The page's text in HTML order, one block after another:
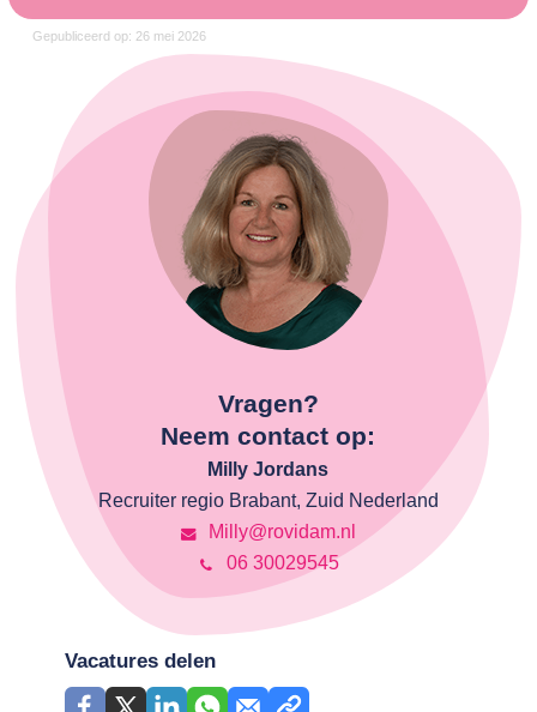
Gepubliceerd op: 26 mei 2026
Vragen?
Neem contact op:
Milly Jordans
Recruiter regio Brabant, Zuid Nederland
Milly@rovidam.nl
06 30029545
Vacatures delen